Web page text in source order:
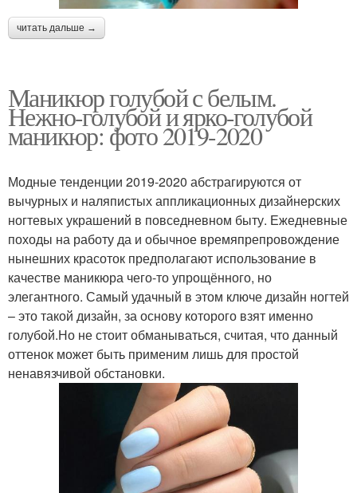
читать дальше →
Маникюр голубой с белым.
Нежно-голубой и ярко-голубой
маникюр: фото 2019-2020
Модные тенденции 2019-2020 абстрагируются от
вычурных и наляпистых аппликационных дизайнерских
ногтевых украшений в повседневном быту. Ежедневные
походы на работу да и обычное времяпрепровождение
нынешних красоток предполагают использование в
качестве маникюра чего-то упрощённого, но
элегантного. Самый удачный в этом ключе дизайн ногтей
– это такой дизайн, за основу которого взят именно
голубой.Но не стоит обманываться, считая, что данный
оттенок может быть применим лишь для простой
ненавязчивой обстановки.